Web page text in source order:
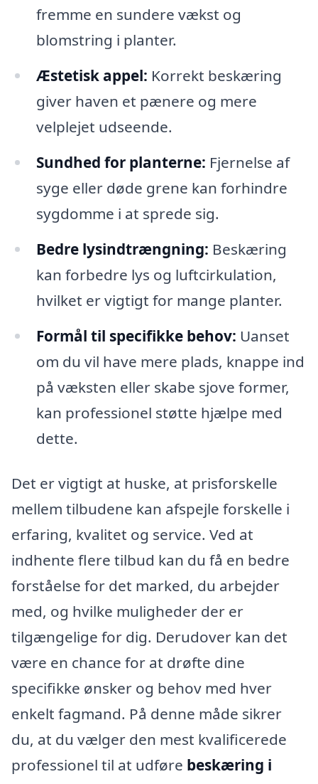
fremme en sundere vækst og
blomstring i planter.
Æstetisk appel: Korrekt beskæring
giver haven et pænere og mere
velplejet udseende.
Sundhed for planterne: Fjernelse af
syge eller døde grene kan forhindre
sygdomme i at sprede sig.
Bedre lysindtrængning: Beskæring
kan forbedre lys og luftcirkulation,
hvilket er vigtigt for mange planter.
Formål til specifikke behov: Uanset
om du vil have mere plads, knappe ind
på væksten eller skabe sjove former,
kan professionel støtte hjælpe med
dette.
Det er vigtigt at huske, at prisforskelle
mellem tilbudene kan afspejle forskelle i
erfaring, kvalitet og service. Ved at
indhente flere tilbud kan du få en bedre
forståelse for det marked, du arbejder
med, og hvilke muligheder der er
tilgængelige for dig. Derudover kan det
være en chance for at drøfte dine
specifikke ønsker og behov med hver
enkelt fagmand. På denne måde sikrer
du, at du vælger den mest kvalificerede
professionel til at udføre beskæring i